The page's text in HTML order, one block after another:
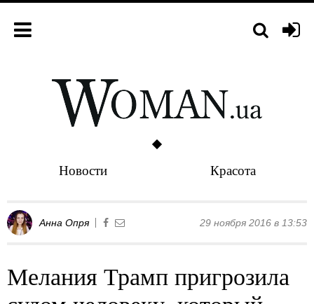
Новости Красота
Анна Опря 29 ноября 2016 в 13:53
Мелания Трамп пригрозила